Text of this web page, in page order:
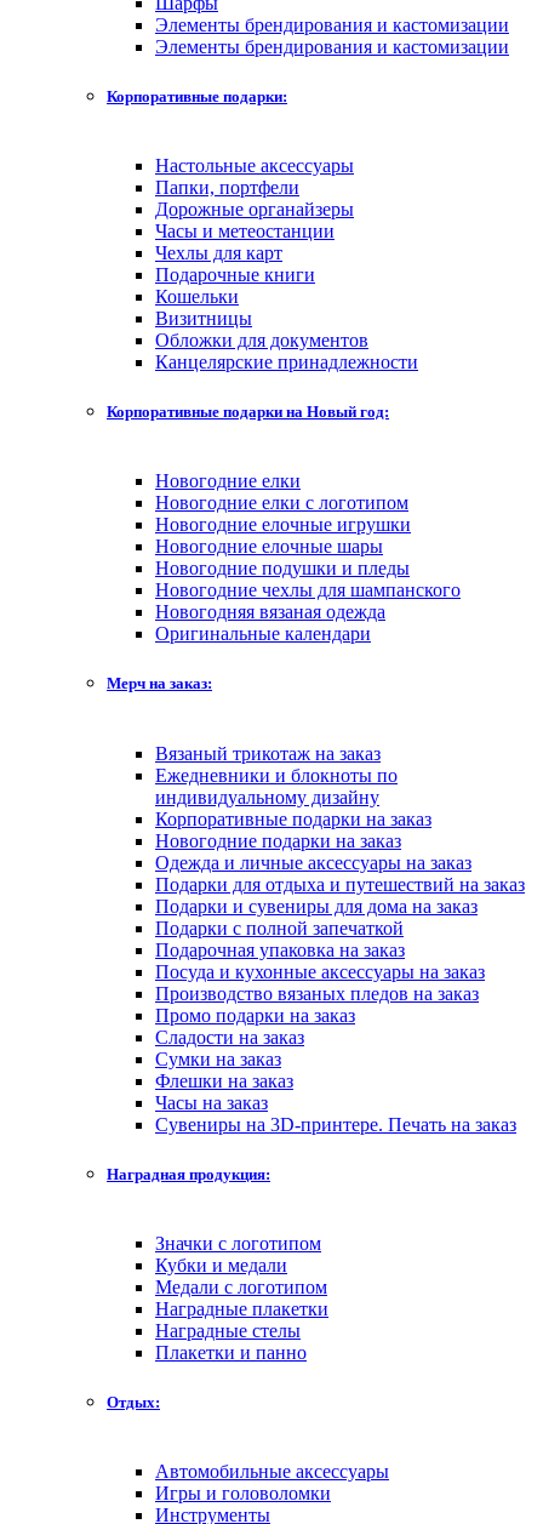
Элементы брендирования и кастомизации
Элементы брендирования и кастомизации
Корпоративные подарки:
Настольные аксессуары
Папки, портфели
Дорожные органайзеры
Часы и метеостанции
Чехлы для карт
Подарочные книги
Кошельки
Визитницы
Обложки для документов
Канцелярские принадлежности
Корпоративные подарки на Новый год:
Новогодние елки
Новогодние елки с логотипом
Новогодние елочные игрушки
Новогодние елочные шары
Новогодние подушки и пледы
Новогодние чехлы для шампанского
Новогодняя вязаная одежда
Оригинальные календари
Мерч на заказ:
Вязаный трикотаж на заказ
Ежедневники и блокноты по
индивидуальному дизайну
Корпоративные подарки на заказ
Новогодние подарки на заказ
Одежда и личные аксессуары на заказ
Подарки для отдыха и путешествий на заказ
Подарки и сувениры для дома на заказ
Подарки с полной запечаткой
Подарочная упаковка на заказ
Посуда и кухонные аксессуары на заказ
Производство вязаных пледов на заказ
Промо подарки на заказ
Сладости на заказ
Сумки на заказ
Флешки на заказ
Часы на заказ
Сувениры на 3D-принтере. Печать на заказ
Наградная продукция:
Значки с логотипом
Кубки и медали
Медали с логотипом
Наградные плакетки
Наградные стелы
Плакетки и панно
Отдых:
Автомобильные аксессуары
Игры и головоломки
Инструменты